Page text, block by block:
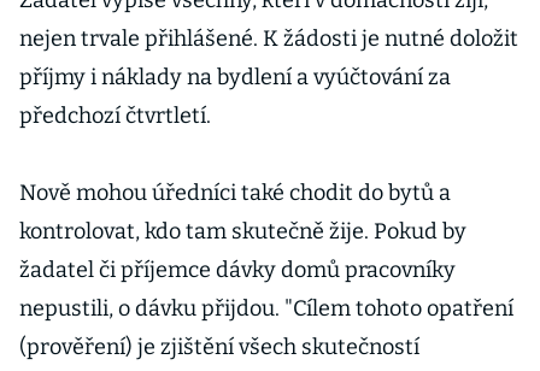
nejen trvale přihlášené. K žádosti je nutné doložit
příjmy i náklady na bydlení a vyúčtování za
předchozí čtvrtletí.
Nově mohou úředníci také chodit do bytů a
kontrolovat, kdo tam skutečně žije. Pokud by
žadatel či příjemce dávky domů pracovníky
nepustili, o dávku přijdou. "Cílem tohoto opatření
(prověření) je zjištění všech skutečností